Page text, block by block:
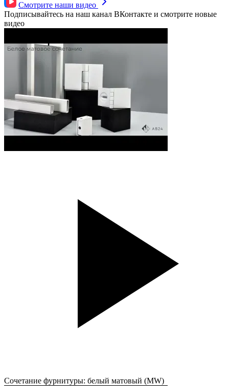
Смотрите наши видео
Подписывайтесь на наш канал ВКонтакте и смотрите новые
видео
Сочетание фурнитуры: белый матовый (MW)